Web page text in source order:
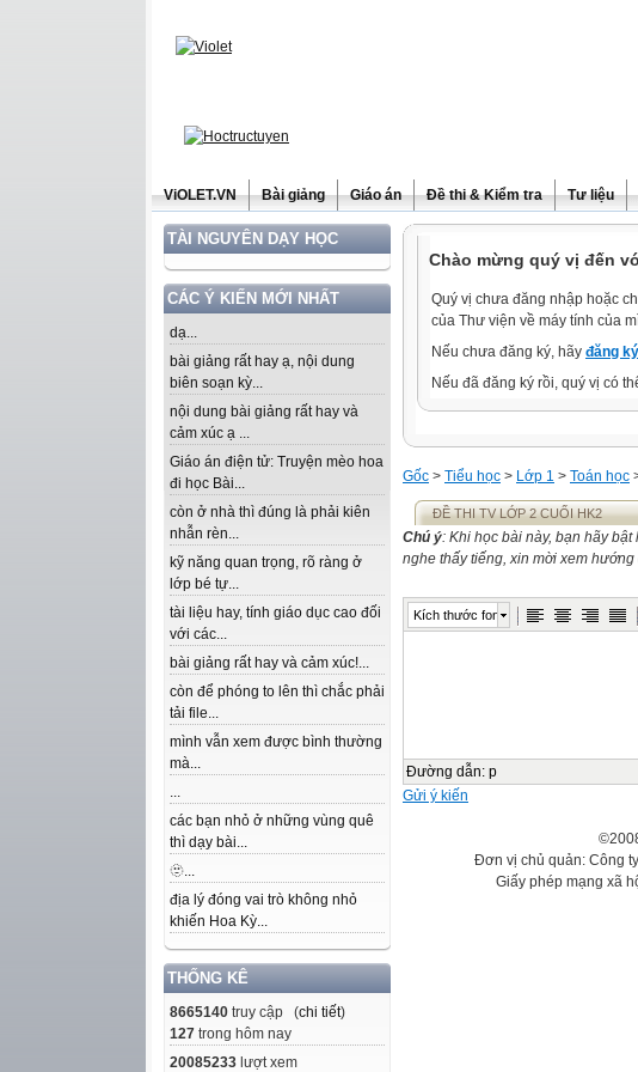
ViOLET.VN Bài giảng Giáo án Đề thi & Kiểm tra Tư liệu
TÀI NGUYÊN DẠY HỌC
CÁC Ý KIẾN MỚI NHẤT
dạ...
bài giảng rất hay ạ, nội dung
biên soạn kỳ...
nội dung bài giảng rất hay và
cảm xúc ạ ...
Giáo án điện tử: Truyện mèo hoa
đi học Bài...
còn ở nhà thì đúng là phải kiên
nhẫn rèn...
kỹ năng quan trọng, rõ ràng ở
lớp bé tự...
tài liệu hay, tính giáo dục cao đối
với các...
bài giảng rất hay và cảm xúc!...
còn để phóng to lên thì chắc phải
tải file...
mình vẫn xem được bình thường
mà...
...
các bạn nhỏ ở những vùng quê
thì dạy bài...
🫥...
địa lý đóng vai trò không nhỏ
khiến Hoa Kỳ...
THỐNG KÊ
8665140 truy cập (chi tiết)
127 trong hôm nay
20085233 lượt xem
Chào mừng quý vị đến
Quý vị chưa đăng nhập hoặc
của Thư viện về máy tính của
Nếu chưa đăng ký, hãy đăng
Nếu đã đăng ký rồi, quý vị có
Gốc > Tiểu học > Lớp 1 > Toán học
ĐỀ THI TV LỚP 2 CUỐI HK2
Chú ý: Khi học bài này, bạn hãy
nghe thấy tiếng, xin mời xem hướng
Kích thước font
Đường dẫn: p
Gửi ý kiến
Đơn vị chủ quản: Công
Giấy phép mạng xã